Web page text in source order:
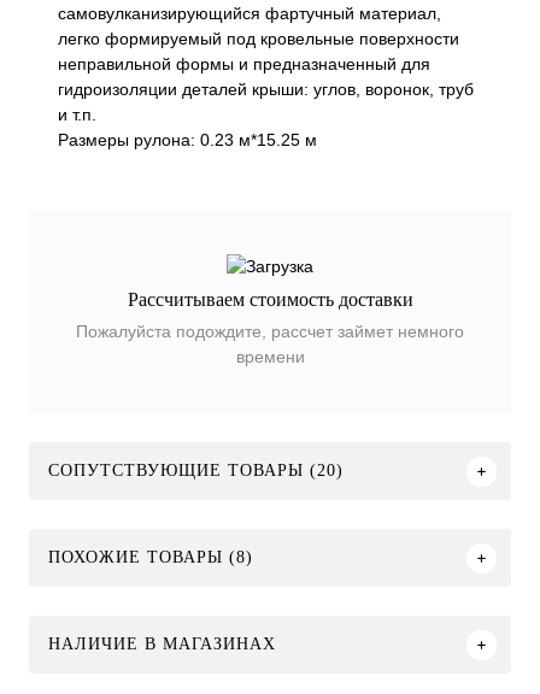
самовулканизирующийся фартучный материал,
легко формируемый под кровельные поверхности
неправильной формы и предназначенный для
гидроизоляции деталей крыши: углов, воронок, труб
и т.п.
Размеры рулона: 0.23 м*15.25 м
Рассчитываем стоимость доставки
Пожалуйста подождите, рассчет займет немного
времени
СОПУТСТВУЮЩИЕ ТОВАРЫ (20)
ПОХОЖИЕ ТОВАРЫ (8)
НАЛИЧИЕ В МАГАЗИНАХ